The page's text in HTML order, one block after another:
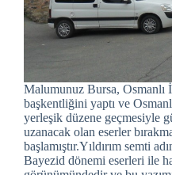
Malumunuz Bursa, Osmanlı
başkentliğini yaptı ve
yerleşik düzene geçmesiyle
uzanacak olan eserler
başlamıştır.Yıldırım semti
Bayezid dönemi eserleri ile